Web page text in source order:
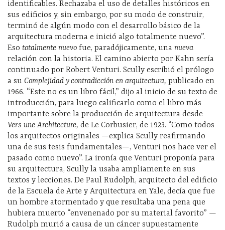
identificables. Rechazaba el uso de detalles históricos en
sus edificios y, sin embargo, por su modo de construir,
terminó de algún modo con el desarrollo básico de la
arquitectura moderna e inició algo totalmente nuevo”.
Eso totalmente nuevo fue, paradójicamente, una nueva
relación con la historia. El camino abierto por Kahn sería
continuado por Robert Venturi. Scully escribió el prólogo
a su Complejidad y contradicción en arquitectura, publicado en
1966. “Este no es un libro fácil,” dijo al inicio de su texto de
introducción, para luego calificarlo como el libro más
importante sobre la producción de arquitectura desde
Vers une Architecture, de Le Corbusier, de 1923. “Como todos
los arquitectos originales —explica Scully reafirmando
una de sus tesis fundamentales—, Venturi nos hace ver el
pasado como nuevo”. La ironía que Venturi proponía para
su arquitectura, Scully la usaba ampliamente en sus
textos y lecciones. De Paul Rudolph, arquitecto del edificio
de la Escuela de Arte y Arquitectura en Yale, decía que fue
un hombre atormentado y que resultaba una pena que
hubiera muerto “envenenado por su material favorito” —
Rudolph murió a causa de un cáncer supuestamente